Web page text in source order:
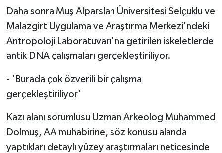
Daha sonra Muş Alparslan Üniversitesi Selçuklu ve
Malazgirt Uygulama ve Araştırma Merkezi'ndeki
Antropoloji Laboratuvarı'na getirilen iskeletlerde
antik DNA çalışmaları gerçekleştiriliyor.
- 'Burada çok özverili bir çalışma
gerçekleştiriliyor'
Kazı alanı sorumlusu Uzman Arkeolog Muhammed
Dolmuş, AA muhabirine, söz konusu alanda
yaptıkları detaylı yüzey araştırmaları neticesinde